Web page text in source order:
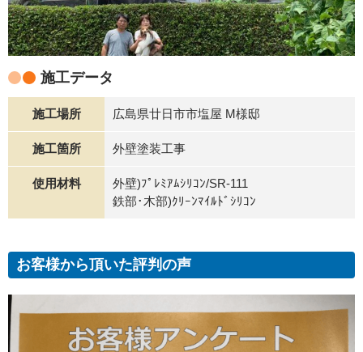
施工データ
施工場所 広島県廿日市市塩屋 M様邸
施工箇所 外壁塗装工事
使用材料
外壁)ﾌﾟﾚﾐｱﾑｼﾘｺﾝ/SR-111
鉄部･木部)ｸﾘｰﾝﾏｲﾙﾄﾞｼﾘｺﾝ
お客様から頂いた評判の声